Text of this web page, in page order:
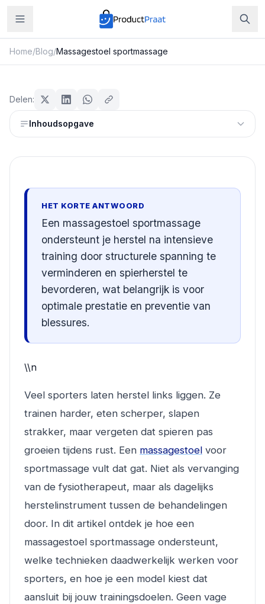
Home/Blog/Massagestoel sportmassage
Massagestoel sportmassage
Redactie ProductPraat
Delen:
Inhoudsopgave
HET KORTE ANTWOORD
Een massagestoel sportmassage
ondersteunt je herstel na intensieve
training door structurele spanning te
verminderen en spierherstel te
bevorderen, wat belangrijk is voor
optimale prestatie en preventie van
blessures.
\\n
Veel sporters laten herstel links liggen. Ze
trainen harder, eten scherper, slapen
strakker, maar vergeten dat spieren pas
groeien tijdens rust. Een massagestoel voor
sportmassage vult dat gat. Niet als vervanging
van de fysiotherapeut, maar als dagelijks
herstelinstrument tussen de behandelingen
door. In dit artikel ontdek je hoe een
massagestoel sportmassage ondersteunt,
welke technieken daadwerkelijk werken voor
sporters, en hoe je een model kiest dat
aansluit bij jouw trainingsdoelen. Geen vage